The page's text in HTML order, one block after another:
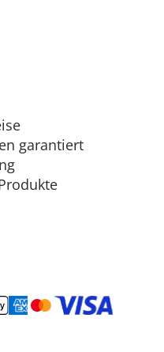
garantiert